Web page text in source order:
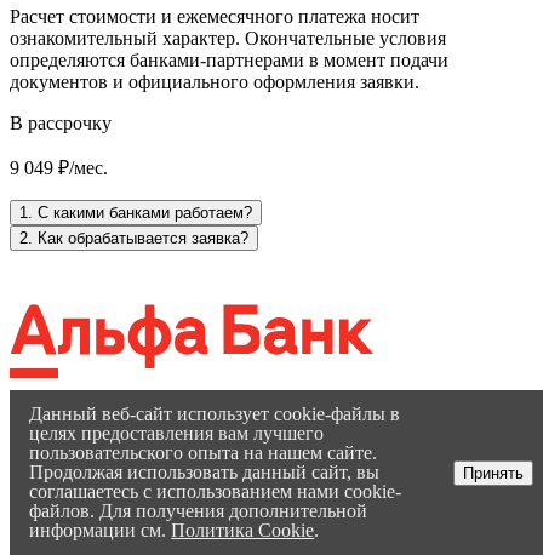
Расчет стоимости и ежемесячного платежа носит
ознакомительный характер. Окончательные условия
определяются банками-партнерами в момент подачи
документов и официального оформления заявки.
В рассрочку
9 049 ₽/мес.
1. С какими банками работаем?
2. Как обрабатывается заявка?
Данный веб-сайт использует cookie-файлы в
целях предоставления вам лучшего
пользовательского опыта на нашем сайте.
Продолжая использовать данный сайт, вы
соглашаетесь с использованием нами cookie-
файлов. Для получения дополнительной
информации см.Политика Cookie.
Принять